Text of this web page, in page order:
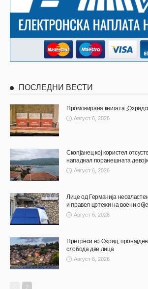
ПОСЛЕДНИ ВЕСТИ
Промовирана книгата
Август 6, 2026
Скопјанец кој користел
нападнал поранешната
Август 6, 2026
Лице од Германија
и правел цртежи на воени
Август 6, 2026
Претреси во Охрид,
слобода две лица
Август 6, 2026